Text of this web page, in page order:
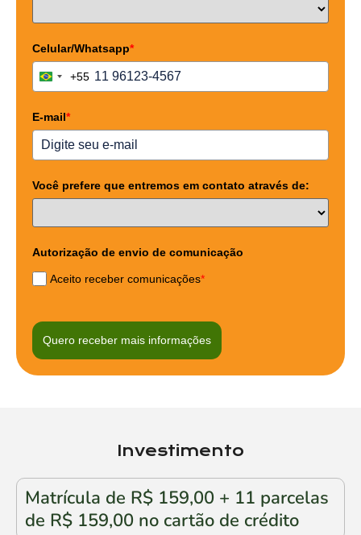
Celular/Whatsapp*
Brazil +55
+55
E-mail*
Você prefere que entremos em contato através de:
Autorização de envio de comunicação
Aceito receber comunicações*
Quero receber mais informações
Investimento
Matrícula de R$ 159,00 + 11 parcelas
de R$ 159,00 no cartão de crédito